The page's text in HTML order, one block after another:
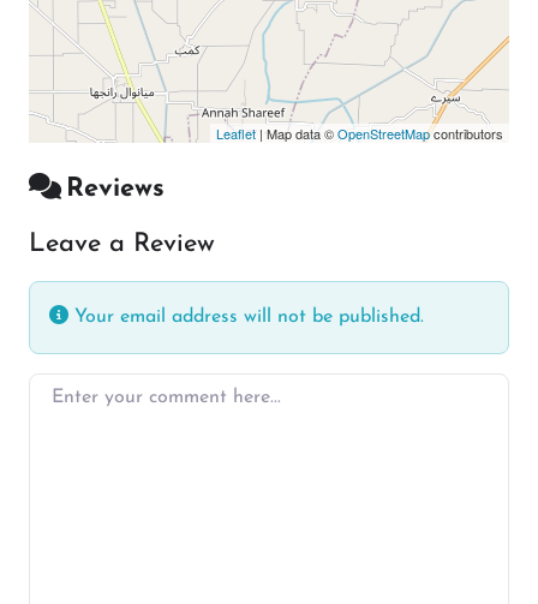
Leaflet | Map data ©OpenStreetMapcontributors
Reviews
Leave a Review
Your email address will not be published.
Enter your comment here…